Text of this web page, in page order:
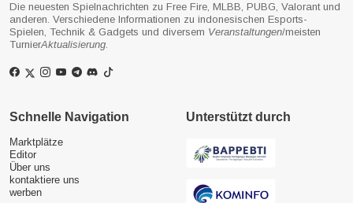
Die neuesten Spielnachrichten zu Free Fire, MLBB, PUBG, Valorant und
anderen. Verschiedene Informationen zu indonesischen Esports-
Spielen, Technik & Gadgets und diversem Veranstaltungen/meisten
TurnierAktualisierung.
Schnelle Navigation
Marktplätze
Editor
Über uns
kontaktiere uns
werben
Unterstützt durch